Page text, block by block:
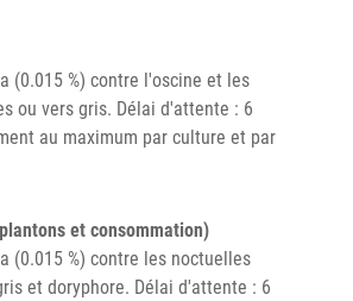
(0.015 %) contre l'oscine et les
ou vers gris. Délai d'attente : 6
au maximum par culture et par
et consommation)
(0.015 %) contre les noctuelles
et doryphore. Délai d'attente : 6